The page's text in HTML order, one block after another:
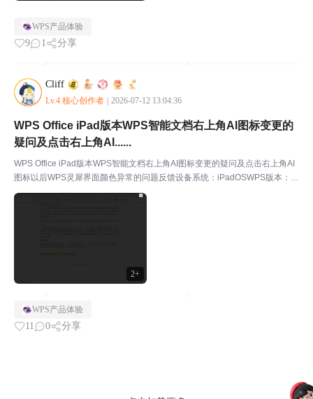
WPS产品体验
9 1 分享
Cliff
Lv.4 核心创作者 2026-07-12 13:04:36
2+
WPS Office iPad版本WPS智能文档右上角AI图标变更的
疑问及点击右上角AI......
WPS Office iPad版本WPS智能文档右上角AI图标变更的疑问及点击右上角AI
图标以后WPS灵犀界面颜色异常的问题反馈设备系统：iPadOSWPS版本：2
6.6.2功能/产品：WPS智能文档使用场景：iPad端打开、查看WPS智能文
WPS产品体验
11 0 分享